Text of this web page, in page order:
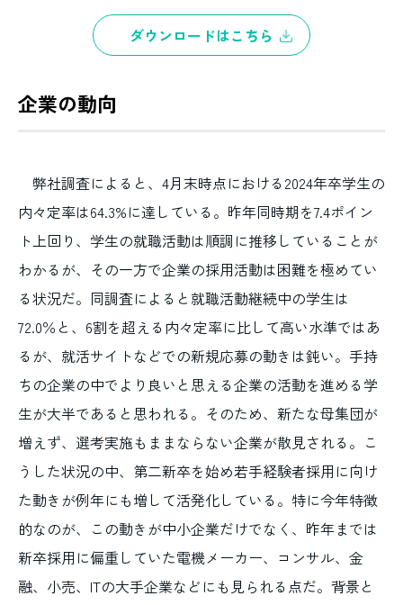
ダウンロードはこちら
企業の動向
弊社調査によると、4月末時点における2024年卒学生の
内々定率は64.3%に達している。昨年同時期を7.4ポイン
ト上回り、学生の就職活動は順調に推移していることが
わかるが、その一方で企業の採用活動は困難を極めてい
る状況だ。同調査によると就職活動継続中の学生は
72.0％と、6割を超える内々定率に比して高い水準ではあ
るが、就活サイトなどでの新規応募の動きは鈍い。手持
ちの企業の中でより良いと思える企業の活動を進める学
生が大半であると思われる。そのため、新たな母集団が
増えず、選考実施もままならない企業が散見される。こ
うした状況の中、第二新卒を始め若手経験者採用に向け
た動きが例年にも増して活発化している。特に今年特徴
的なのが、この動きが中小企業だけでなく、昨年までは
新卒採用に偏重していた電機メーカー、コンサル、金
融、小売、ITの大手企業などにも見られる点だ。背景と